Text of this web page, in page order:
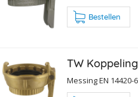
Bestellen
TW
Messing EN 14420-6